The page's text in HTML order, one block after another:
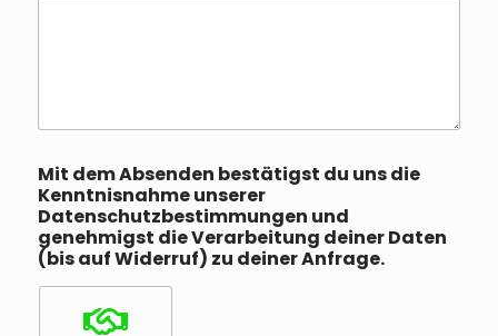
Mit dem Absenden bestätigst du uns die
Kenntnisnahme unserer
Datenschutzbestimmungen und
genehmigst die Verarbeitung deiner Daten
(bis auf Widerruf) zu deiner Anfrage.